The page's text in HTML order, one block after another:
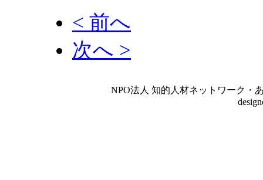
< 前へ
次へ >
NPO法人 知的人材ネットワーク・